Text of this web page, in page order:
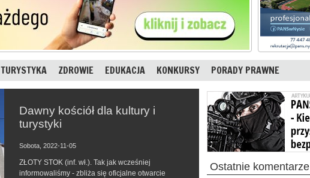
TURYSTYKA ZDROWIE EDUKACJA KONKURSY PORADY PRAWNE
Dawny kościół dla kultury i
turystyki
Sobota, 2022-11-05
ZŁOTY STOK (inf. wł.). Tak jak wcześniej
informowaliśmy - zbliża się oficjalne otwarcie
ostatnie komentarze